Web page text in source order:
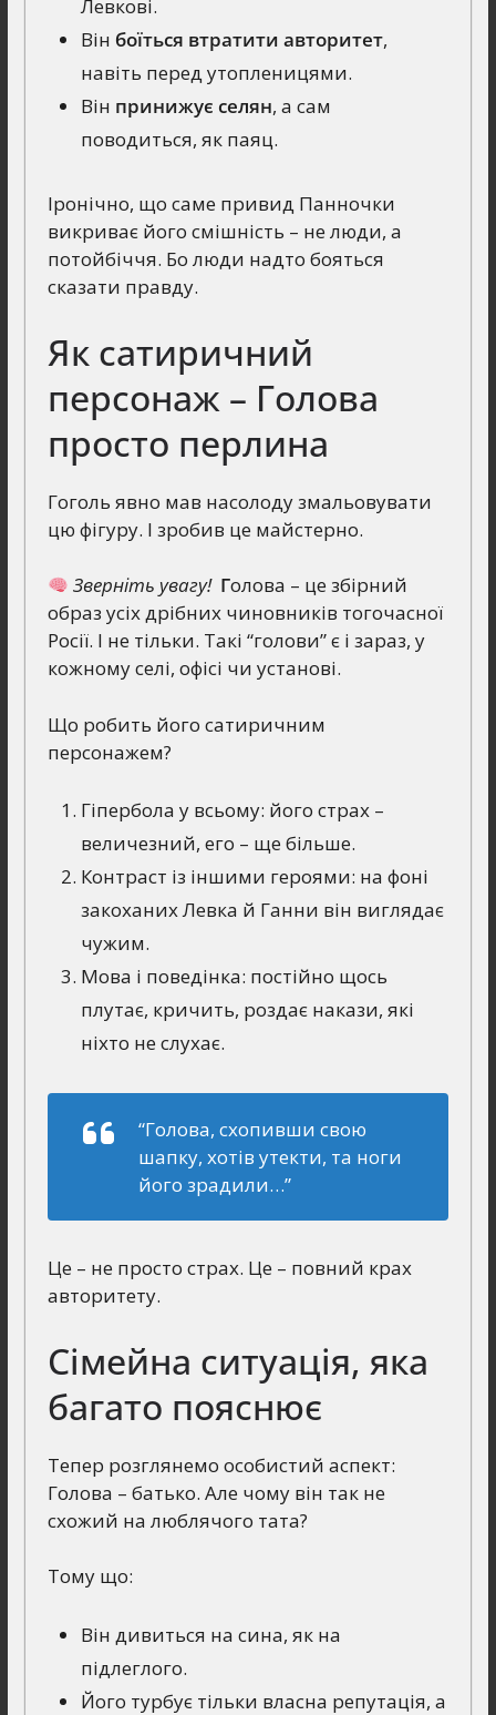
Левкові.
Він боїться втратити авторитет,
навіть перед утопленицями.
Він принижує селян, а сам
поводиться, як паяц.
Іронічно, що саме привид Панночки
викриває його смішність – не люди, а
потойбіччя. Бо люди надто бояться
сказати правду.
Як сатиричний
персонаж – Голова
просто перлина
Гоголь явно мав насолоду змальовувати
цю фігуру. І зробив це майстерно.
Зверніть увагу! Голова – це збірний
образ усіх дрібних чиновників тогочасної
Росії. І не тільки. Такі “голови” є і зараз, у
кожному селі, офісі чи установі.
Що робить його сатиричним
персонажем?
Гіпербола у всьому: його страх –
величезний, его – ще більше.
Контраст із іншими героями: на фоні
закоханих Левка й Ганни він виглядає
чужим.
Мова і поведінка: постійно щось
плутає, кричить, роздає накази, які
ніхто не слухає.
“Голова, схопивши свою
шапку, хотів утекти, та ноги
його зрадили…”
Це – не просто страх. Це – повний крах
авторитету.
Сімейна ситуація, яка
багато пояснює
Тепер розглянемо особистий аспект:
Голова – батько. Але чому він так не
схожий на люблячого тата?
Тому що:
Він дивиться на сина, як на
підлеглого.
Його турбує тільки власна репутація, а